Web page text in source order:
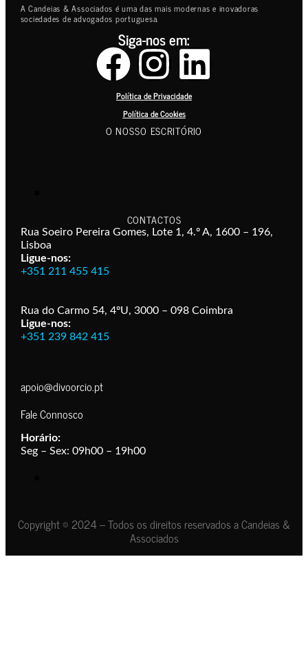
A Candeias & Associados é uma das mais modernas e inovadoras
sociedades de advogados portuguesa.
Siga-nos em:
Política de Privacidade
Política de Cookies
O NOSSO ESCRITÓRIO
CONTACTOS
Rua Soeiro Pereira Gomes, Lote 1, 4.º A, 1600 – 196,
Lisboa
Ligue-nos:
+351 211 455 415
Rua do Carmo 54, 4ºU, 3000 – 098 Coimbra
Ligue-nos:
+351 239 842 415
apoio@divoorcio.pt
Fale Connosco
Horário:
Seg – Sex: 09h00 – 19h00
Copyright © 2024 – Todos os direitos reservados a Candeias &
Associados